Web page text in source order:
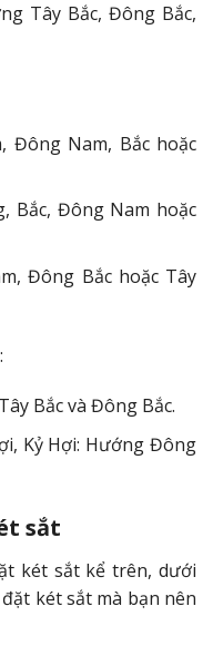
Tây Bắc, Đông Bắc,
Đông Nam, Bắc hoặc
Bắc, Đông Nam hoặc
Đông Bắc hoặc Tây
Bắc và Đông Bắc.
Kỷ Hợi: Hướng Đông
sắt
két sắt kể trên, dưới
két sắt mà bạn nên